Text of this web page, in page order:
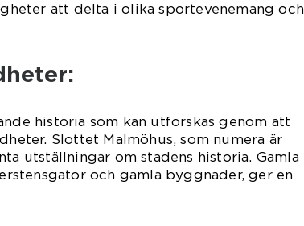
att delta i olika sportevenemang och
historia som kan utforskas genom att
Slottet Malmöhus, som numera är
utställningar om stadens historia. Gamla
och gamla byggnader, ger en